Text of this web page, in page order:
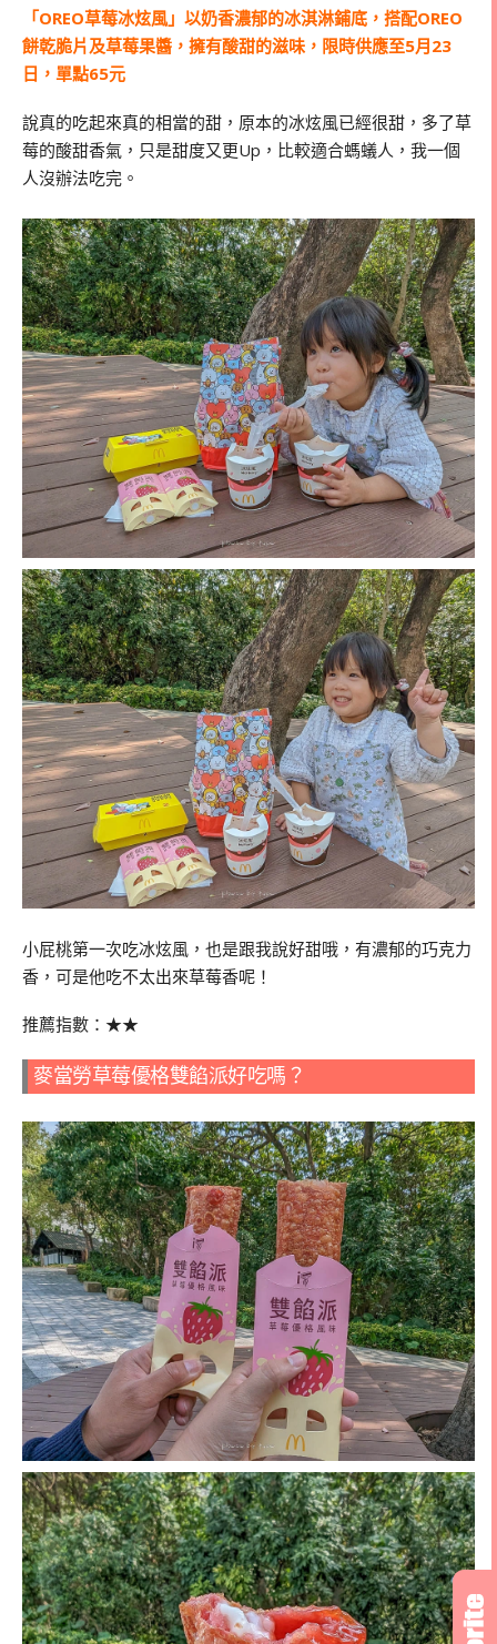
「OREO草莓冰炫風」以奶香濃郁的冰淇淋鋪底，搭配OREO
餅乾脆片及草莓果醬，擁有酸甜的滋味，限時供應至5月23
日，單點65元
說真的吃起來真的相當的甜，原本的冰炫風已經很甜，多了草
莓的酸甜香氣，只是甜度又更Up，比較適合螞蟻人，我一個
人沒辦法吃完。
小屁桃第一次吃冰炫風，也是跟我說好甜哦，有濃郁的巧克力
香，可是他吃不太出來草莓香呢！
推薦指數：★★
麥當勞草莓優格雙餡派好吃嗎？